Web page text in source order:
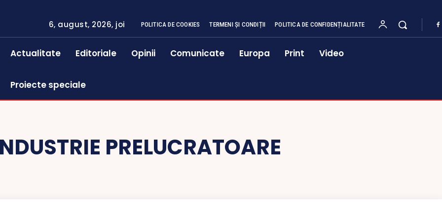
6, august, 2026, joi POLITICA DE COOKIES TERMENI ȘI CONDIȚII POLITICA DE CONFIDENȚIALITATE
Actualitate Editoriale Opinii Comunicate Europa Print Video
Proiecte speciale
PRELUCRATOARE